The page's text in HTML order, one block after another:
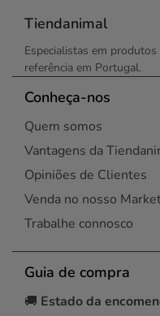
Tiendanimal
Especialistas em
referência em Portugal.
Conheça-nos
Quem somos
Vantagens da
Opiniões de Clientes
Venda no nosso
Trabalhe connosco
Guia de compra
🚚 Estado da